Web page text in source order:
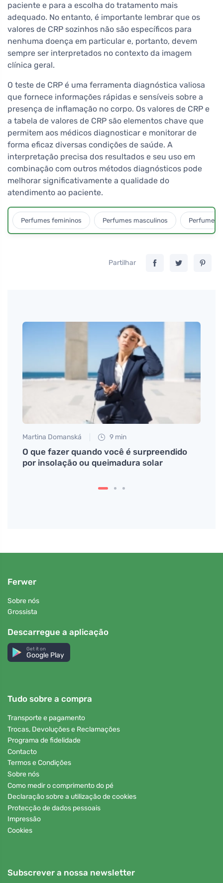
paciente e para a escolha do tratamento mais
adequado. No entanto, é importante lembrar que os
valores de CRP sozinhos não são específicos para
nenhuma doença em particular e, portanto, devem
sempre ser interpretados no contexto da imagem
clínica geral.
O teste de CRP é uma ferramenta diagnóstica valiosa
que fornece informações rápidas e sensíveis sobre a
presença de inflamação no corpo. Os valores de CRP e
a tabela de valores de CRP são elementos chave que
permitem aos médicos diagnosticar e monitorar de
forma eficaz diversas condições de saúde. A
interpretação precisa dos resultados e seu uso em
combinação com outros métodos diagnósticos pode
melhorar significativamente a qualidade do
atendimento ao paciente.
Perfumes femininos Perfumes masculinos Perfumes
Partilhar
Martina Domanská 9 min
O que fazer quando você é surpreendido
por insolação ou queimadura solar
Ferwer
Sobre nós
Grossista
Descarregue a aplicação
Get it on
Google Play
Tudo sobre a compra
Transporte e pagamento
Trocas, Devoluções e Reclamações
Programa de fidelidade
Contacto
Termos e Condições
Sobre nós
Como medir o comprimento do pé
Declaração sobre a utilização de cookies
Protecção de dados pessoais
Impressão
Cookies
Subscrever a nossa newsletter